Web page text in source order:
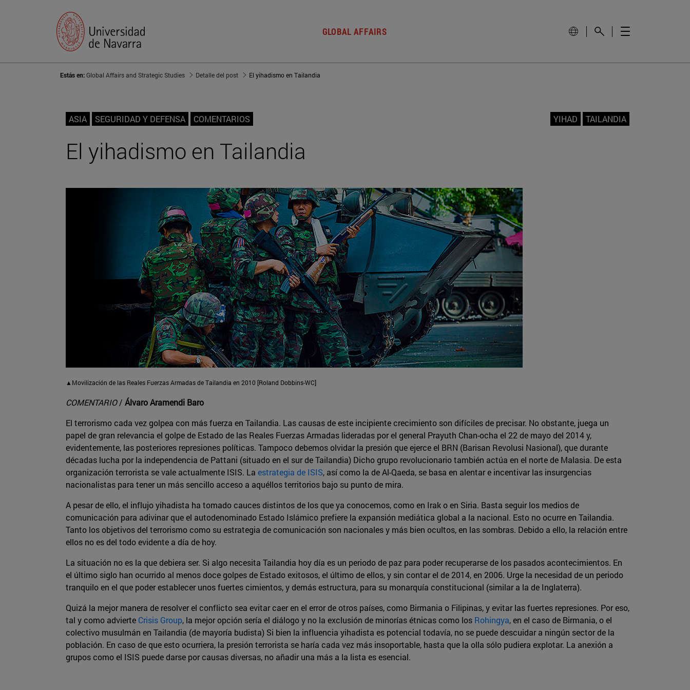
GLOBAL AFFAIRS
Estás en:Global Affairs and Strategic Studies Detalle del post El yihadismo en Tailandia
ASIA SEGURIDAD Y DEFENSA COMENTARIOS YIHAD TAILANDIA
El yihadismo en Tailandia
▲Movilización de las Reales Fuerzas Armadas de Tailandia en 2010 [Roland Dobbins-WC]
COMENTARIO/ Álvaro Aramendi Baro
El terrorismo cada vez golpea con más fuerza en Tailandia. Las causas de este incipiente crecimiento son difíciles de precisar. No obstante, juega un
papel de gran relevancia el golpe de Estado de las Reales Fuerzas Armadas lideradas por el general Prayuth Chan-ocha el 22 de mayo del 2014 y,
evidentemente, las posteriores represiones políticas. Tampoco debemos olvidar la presión que ejerce el BRN (Barisan Revolusi Nasional), que durante
décadas lucha por la independencia de Pattani (situado en el sur de Tailandia) Dicho grupo revolucionario también actúa en el norte de Malasia. De esta
organización terrorista se vale actualmente ISIS. La estrategia de ISIS, así como la de Al-Qaeda, se basa en alentar e incentivar las insurgencias
nacionalistas para tener un más sencillo acceso a aquéllos territorios bajo su punto de mira.
A pesar de ello, el influjo yihadista ha tomado cauces distintos de los que ya conocemos, como en Irak o en Siria. Basta seguir los medios de
comunicación para adivinar que el autodenominado Estado Islámico prefiere la expansión mediática global a la nacional. Esto no ocurre en Tailandia.
Tanto los objetivos del terrorismo como su estrategia de comunicación son nacionales y más bien ocultos, en las sombras. Debido a ello, la relación entre
ellos no es del todo evidente a día de hoy.
La situación no es la que debiera ser. Si algo necesita Tailandia hoy día es un periodo de paz para poder recuperarse de los pasados acontecimientos. En
el último siglo han ocurrido al menos doce golpes de Estado exitosos, el último de ellos, y sin contar el de 2014, en 2006. Urge la necesidad de un periodo
tranquilo en el que poder establecer unos fuertes cimientos, y demás estructura, para su monarquía constitucional (similar a la de Inglaterra).
Quizá la mejor manera de resolver el conflicto sea evitar caer en el error de otros países, como Birmania o Filipinas, y evitar las fuertes represiones. Por eso,
tal y como advierte Crisis Group, la mejor opción sería el diálogo y no la exclusión de minorías étnicas como los Rohingya, en el caso de Birmania, o el
colectivo musulmán en Tailandia (de mayoría budista) Si bien la influencia yihadista es potencial todavía, no se puede descuidar a ningún sector de la
población. En caso de que esto ocurriera, la presión terrorista se haría cada vez más insoportable, hasta que la olla sólo pudiera explotar. La anexión a
grupos como el ISIS puede darse por causas diversas, no añadir una más a la lista es esencial.